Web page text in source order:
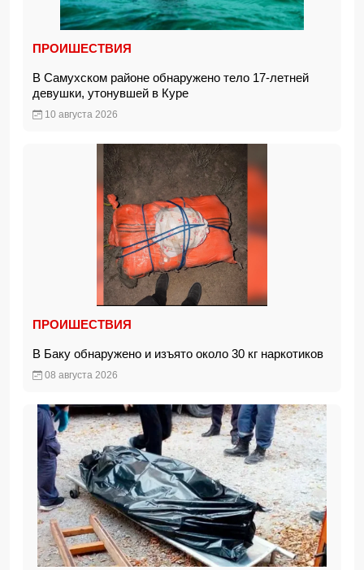
ПРОИШЕСТВИЯ
В Самухском районе обнаружено тело 17-летней
девушки, утонувшей в Куре
10 августа 2026
ПРОИШЕСТВИЯ
В Баку обнаружено и изъято около 30 кг наркотиков
08 августа 2026